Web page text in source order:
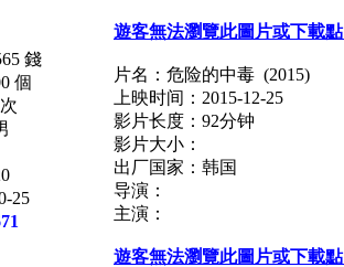
錢
個
25
遊客無法瀏覽此圖片或下載
片名：危险的中毒 (2015)
上映时间：2015-12-25
影片长度：92分钟
影片大小：
出厂国家：韩国
导演：
主演：
遊客無法瀏覽此圖片或下載